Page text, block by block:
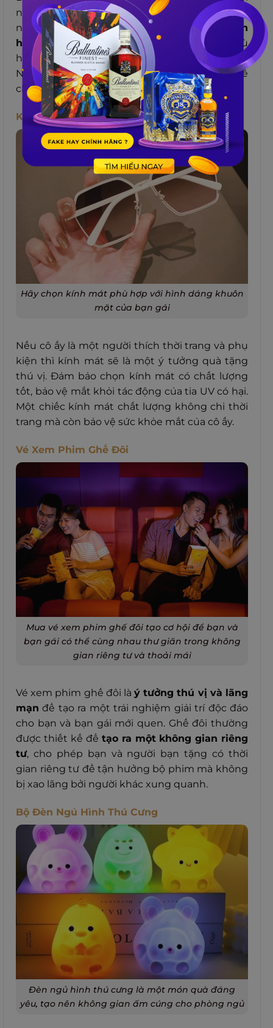
nhiều loại trang phục khác nhau và là điểm
nhấn thú vị,làm cho bộ trang phục trở nên
hoàn thiện hơn.
Hãy chọn dây chuyền bạc phù
hợp với phong cách và sở thích của bạn gái.
Nếu bạn gái thích phong cách tối giản, có thể
chọn dây chuyền đơn giản với thiết kế tinh tế.
Kính Mát
Hãy chọn kính mát phù hợp với hình dáng khuôn
mặt của bạn gái
Nếu cô ấy là một người thích thời trang và phụ
kiện thì kính mát sẽ là một ý tưởng quà tặng
thú vị. Đảm bảo chọn kính mát có chất lượng
tốt, bảo vệ mắt khỏi tác động của tia UV có hại.
Một chiếc kính mát chất lượng không chỉ thời
trang mà còn bảo vệ sức khỏe mắt của cô ấy.
Vé Xem Phim Ghế Đôi
Mua vé xem phim ghế đôi tạo cơ hội để bạn và
bạn gái có thể cùng nhau thư giãn trong không
gian riêng tư và thoải mái
Vé xem phim ghế đôi làý tưởng thú vị và lãng
mạn để tạo ra một trải nghiệm giải trí độc đáo
cho bạn và bạn gái mới quen. Ghế đôi thường
được thiết kế để tạo ra một không gian riêng
tư, cho phép bạn và người bạn tặng có thời
gian riêng tư để tận hưởng bộ phim mà không
bị xao lãng bởi người khác xung quanh.
Bộ Đèn Ngủ Hình Thú Cưng
Đèn ngủ hình thú cưng là một món quà đáng
yêu, tạo nên không gian ấm cúng cho phòng ngủ